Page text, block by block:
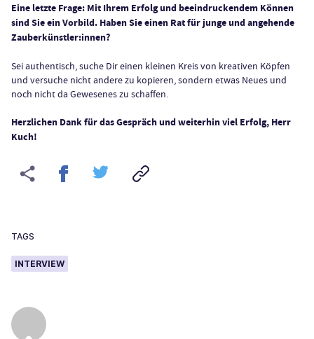
Eine letzte Frage: Mit Ihrem Erfolg und beeindruckendem Können
sind Sie ein Vorbild. Haben Sie einen Rat für junge und angehende
Zauberkünstler:innen?
Sei authentisch, suche Dir einen kleinen Kreis von kreativen Köpfen
und versuche nicht andere zu kopieren, sondern etwas Neues und
noch nicht da Gewesenes zu schaffen.
Herzlichen Dank für das Gespräch und weiterhin viel Erfolg, Herr
Kuch!
TAGS
INTERVIEW